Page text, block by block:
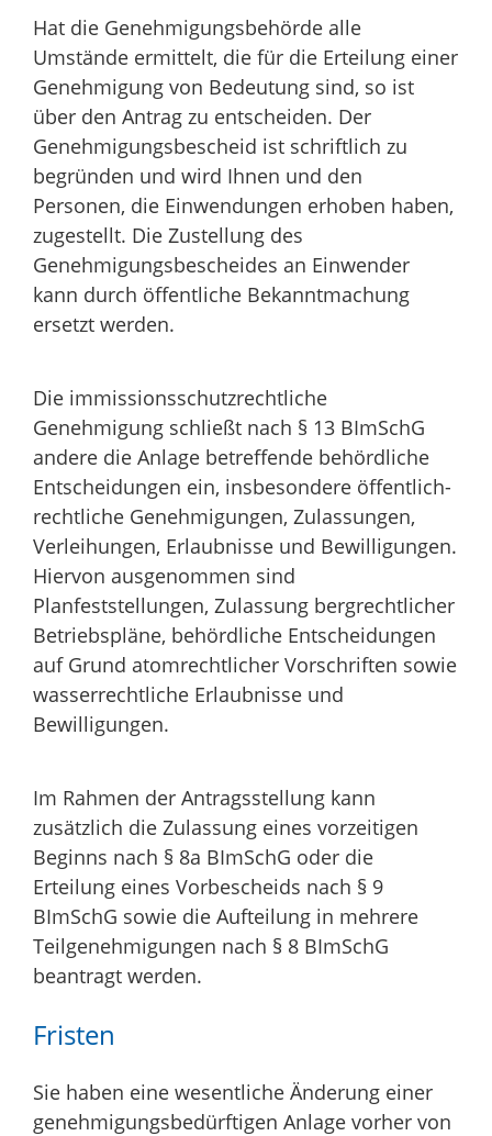
Hat die Genehmigungsbehörde alle
Umstände ermittelt, die für die Erteilung einer
Genehmigung von Bedeutung sind, so ist
über den Antrag zu entscheiden. Der
Genehmigungsbescheid ist schriftlich zu
begründen und wird Ihnen und den
Personen, die Einwendungen erhoben haben,
zugestellt. Die Zustellung des
Genehmigungsbescheides an Einwender
kann durch öffentliche Bekanntmachung
ersetzt werden.
Die immissionsschutzrechtliche
Genehmigung schließt nach § 13 BImSchG
andere die Anlage betreffende behördliche
Entscheidungen ein, insbesondere öffentlich-
rechtliche Genehmigungen, Zulassungen,
Verleihungen, Erlaubnisse und Bewilligungen.
Hiervon ausgenommen sind
Planfeststellungen, Zulassung bergrechtlicher
Betriebspläne, behördliche Entscheidungen
auf Grund atomrechtlicher Vorschriften sowie
wasserrechtliche Erlaubnisse und
Bewilligungen.
Im Rahmen der Antragsstellung kann
zusätzlich die Zulassung eines vorzeitigen
Beginns nach § 8a BImSchG oder die
Erteilung eines Vorbescheids nach § 9
BImSchG sowie die Aufteilung in mehrere
Teilgenehmigungen nach § 8 BImSchG
beantragt werden.
Fristen
Sie haben eine wesentliche Änderung einer
genehmigungsbedürftigen Anlage vorher von